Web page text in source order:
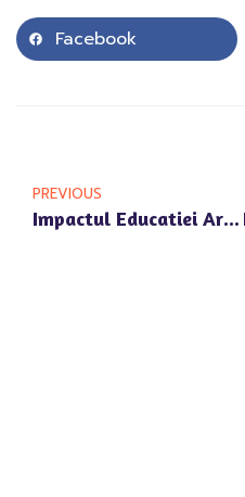
Facebook
PREVIOUS
Impactul Educatiei Artistice La Gradinita Happy Univers Pipera: Dezvoltarea Armonioasa A Copiilor